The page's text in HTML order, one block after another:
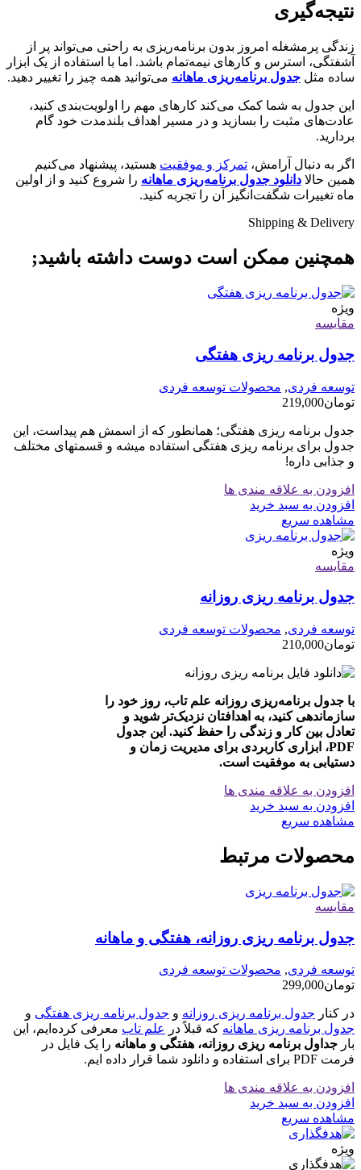
نتیجه‌گیری
زندگی پرمشغله امروز بدون برنامه‌ریزی به راحتی می‌تواند پر از
آشفتگی، استرس و کارهای نیمه‌تمام باشد. اما با استفاده از یک ابزار
ساده مثل جدول برنامه‌ریزی ماهانه می‌توانید همه چیز را تغییر دهید.
این جدول به شما کمک می‌کند کارهای مهم را اولویت‌بندی کنید،
عادت‌های مثبت را بسازید و در مسیر اهداف بلندمدت خود گام
بردارید.
اگر به دنبال آرامش، تمرکز و موفقیت هستید، پیشنهاد می‌کنیم
همین حالا دانلود جدول برنامه‌ریزی ماهانه را شروع کنید و از اولین
ماه تغییرات شگفت‌انگیز آن را تجربه کنید.
Shipping & Delivery
همچنین ممکن است دوست داشته باشید;
ویژه
مقایسه
جدول برنامه ریزی هفتگی
توسعه فردی, محصولات توسعه فردی
تومان219,000
جدول برنامه ریزی هفتگی؛ همانطور که از اسمش هم پیداست، این
جدول برای برنامه ریزی هفتگی استفاده میشه و قسمتهای مختلف
و جذابی داره!
افزودن به علاقه مندی ها
افزودن به سبد خرید
مشاهده سریع
ویژه
مقایسه
جدول برنامه ریزی روزانه
توسعه فردی, محصولات توسعه فردی
تومان210,000
با جدول برنامه‌ریزی روزانه علم تاب، روز خود را
سازماندهی کنید، به اهدافتان نزدیک‌تر شوید و
تعادل بین کار و زندگی را حفظ کنید. این جدول
PDF، ابزاری کاربردی برای مدیریت زمان و
دستیابی به موفقیت است.
افزودن به علاقه مندی ها
افزودن به سبد خرید
مشاهده سریع
محصولات مرتبط
مقایسه
جدول برنامه ریزی روزانه، هفتگی و ماهانه
توسعه فردی, محصولات توسعه فردی
تومان299,000
در کنار جدول برنامه ریزی روزانه و جدول برنامه ریزی هفتگی و
جدول برنامه ریزی ماهانه که قبلاً در علم تاب معرفی کرده‌ایم، این
بار جداول برنامه ریزی روزانه، هفتگی و ماهانه را یک فایل در
فرمت PDF برای استفاده و دانلود شما قرار داده ایم.
افزودن به علاقه مندی ها
افزودن به سبد خرید
مشاهده سریع
ویژه